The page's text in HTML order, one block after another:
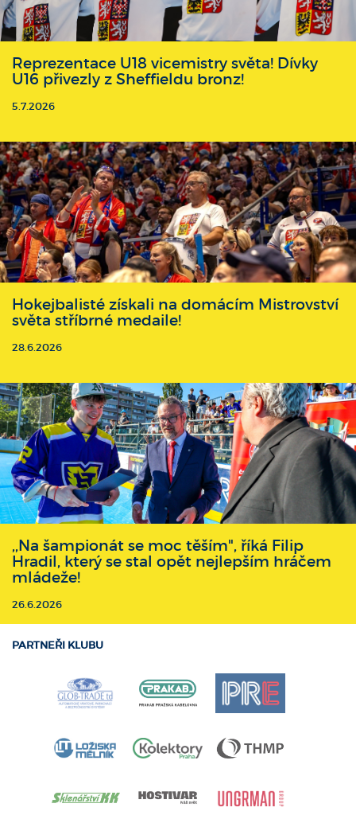
Reprezentace U18 vicemistry světa! Dívky
U16 přivezly z Sheffieldu bronz!
5.7.2026
Hokejbalisté získali na domácím Mistrovství
světa stříbrné medaile!
28.6.2026
,,Na šampionát se moc těším", říká Filip
Hradil, který se stal opět nejlepším hráčem
mládeže!
26.6.2026
PARTNEŘI KLUBU